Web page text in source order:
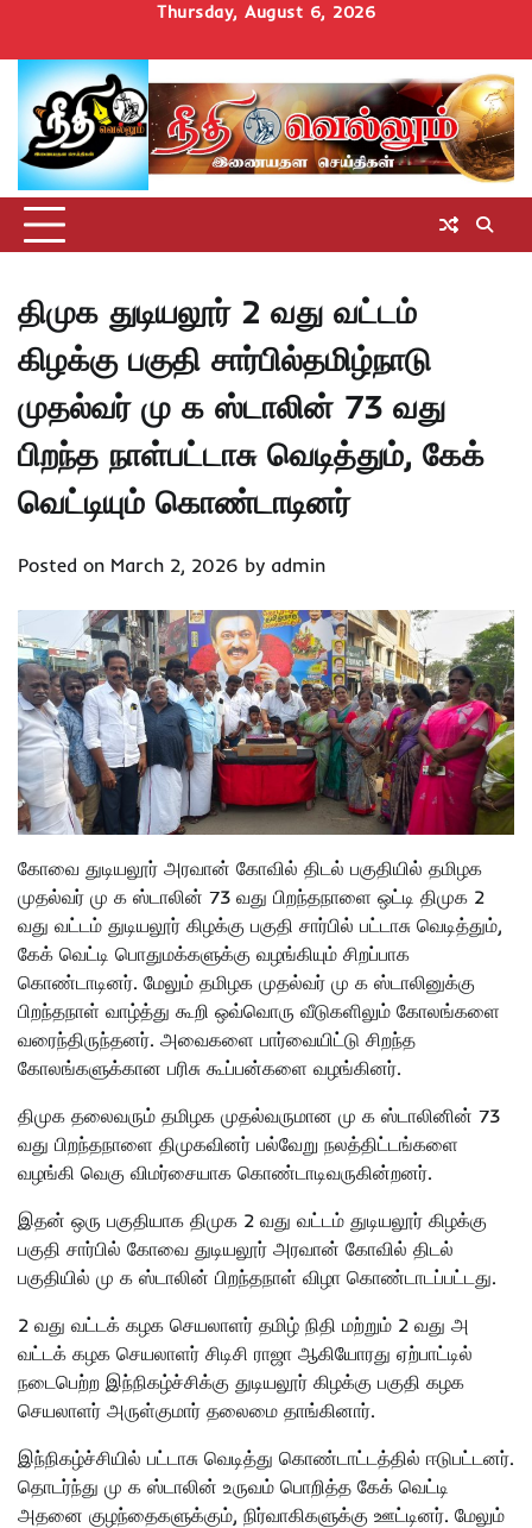
content
Thursday, August 6, 2026
Homeசெய்திகள்
தமிழ்நாடுமாவட்டச்செய்திகள்
அரசியல்ஆன்மிகம்
சட்டம்
அறிவோம்
சினிமாUncategorized
திமுக துடியலூர் 2 வது வட்டம்
கிழக்கு பகுதி சார்பில்தமிழ்நாடு
முதல்வர் மு க ஸ்டாலின் 73 வது
பிறந்த நாள்பட்டாசு வெடித்தும், கேக்
வெட்டியும் கொண்டாடினர்
Posted on March 2, 2026 by admin
கோவை துடியலூர் அரவான் கோவில் திடல் பகுதியில் தமிழக
முதல்வர் மு க ஸ்டாலின் 73 வது பிறந்தநாளை ஒட்டி திமுக 2
வது வட்டம் துடியலூர் கிழக்கு பகுதி சார்பில் பட்டாசு வெடித்தும்,
கேக் வெட்டி பொதுமக்களுக்கு வழங்கியும் சிறப்பாக
கொண்டாடினர். மேலும் தமிழக முதல்வர் மு க ஸ்டாலினுக்கு
பிறந்தநாள் வாழ்த்து கூறி ஒவ்வொரு வீடுகளிலும் கோலங்களை
வரைந்திருந்தனர். அவைகளை பார்வையிட்டு சிறந்த
கோலங்களுக்கான பரிசு கூப்பன்களை வழங்கினர்.
திமுக தலைவரும் தமிழக முதல்வருமான மு க ஸ்டாலினின் 73
வது பிறந்தநாளை திமுகவினர் பல்வேறு நலத்திட்டங்களை
வழங்கி வெகு விமர்சையாக கொண்டாடிவருகின்றனர்.
இதன் ஒரு பகுதியாக திமுக 2 வது வட்டம் துடியலூர் கிழக்கு
பகுதி சார்பில் கோவை துடியலூர் அரவான் கோவில் திடல்
பகுதியில் மு க ஸ்டாலின் பிறந்தநாள் விழா கொண்டாடப்பட்டது.
2 வது வட்டக் கழக செயலாளர் தமிழ் நிதி மற்றும் 2 வது அ
வட்டக் கழக செயலாளர் சிடிசி ராஜா ஆகியோரது ஏற்பாட்டில்
நடைபெற்ற இந்நிகழ்ச்சிக்கு துடியலூர் கிழக்கு பகுதி கழக
செயலாளர் அருள்குமார் தலைமை தாங்கினார்.
இந்நிகழ்ச்சியில் பட்டாசு வெடித்து கொண்டாட்டத்தில் ஈடுபட்டனர்.
தொடர்ந்து மு க ஸ்டாலின் உருவம் பொறித்த கேக் வெட்டி
அதனை குழந்தைகளுக்கும், நிர்வாகிகளுக்கு ஊட்டினர். மேலும்